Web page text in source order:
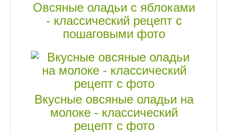
Овсяные оладьи с яблоками
- классический рецепт с
пошаговыми фото
Вкусные овсяные оладьи на
молоке - классический
рецепт с фото